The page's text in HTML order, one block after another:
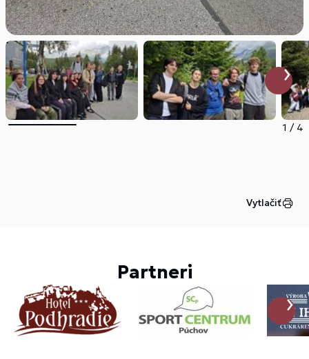
1 / 4
Vytlačiť
Partneri